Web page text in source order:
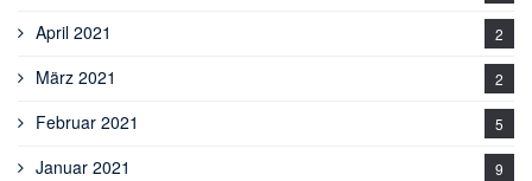
April 2021 2
März 2021 2
Februar 2021 5
Januar 2021 9